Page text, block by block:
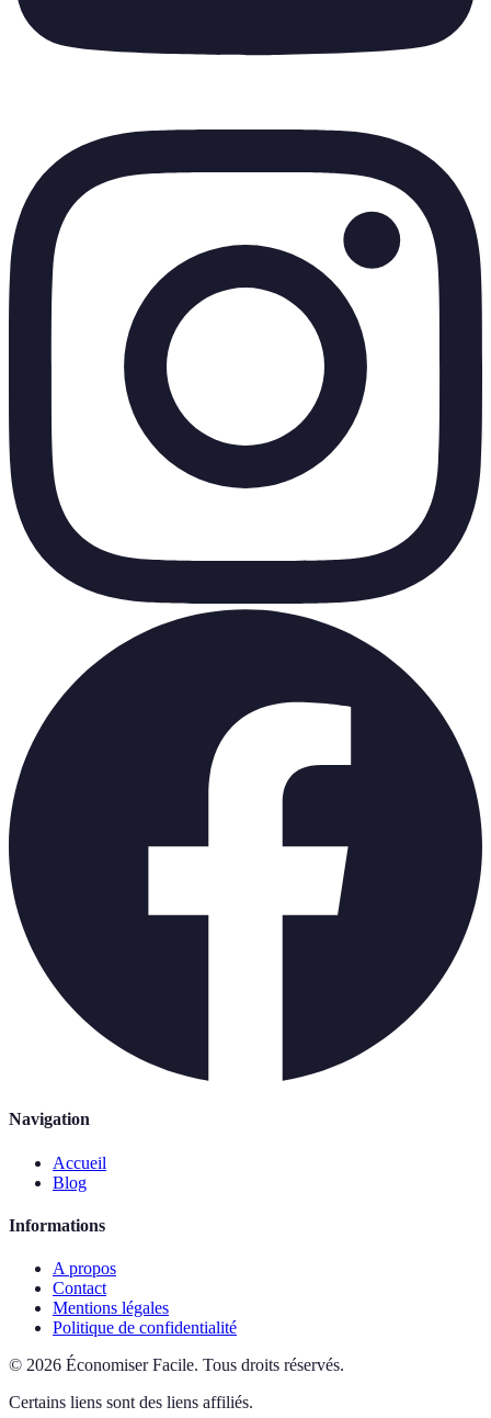
Navigation
Accueil
Blog
Informations
A propos
Contact
Mentions légales
Politique de confidentialité
© 2026 Économiser Facile. Tous droits réservés.
Certains liens sont des liens affiliés.